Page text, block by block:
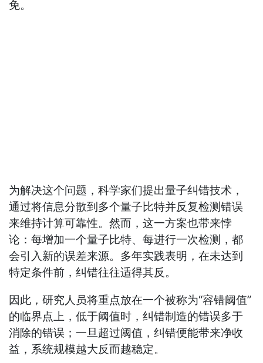
免。
为解决这个问题，科学家们提出量子纠错技术，
通过将信息分散到多个量子比特并反复检测错误
来维持计算可靠性。然而，这一方案也带来悖
论：每增加一个量子比特、每进行一次检测，都
会引入新的误差来源。多年实践表明，在未达到
特定条件前，纠错往往适得其反。
因此，研究人员将重点放在一个被称为“容错阈值”
的临界点上，低于阈值时，纠错制造的错误多于
消除的错误；一旦超过阈值，纠错便能带来净收
益，系统规模越大反而越稳定。